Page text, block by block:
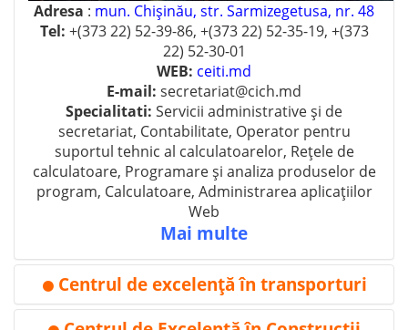
Adresa : mun. Chişinău, str. Sarmizegetusa, nr. 48
Tel: +(373 22) 52-39-86, +(373 22) 52-35-19, +(373
22) 52-30-01
WEB: ceiti.md
E-mail: secretariat@cich.md
Specialitati: Servicii administrative și de
secretariat, Contabilitate, Operator pentru
suportul tehnic al calculatoarelor, Rețele de
calculatoare, Programare și analiza produselor de
program, Calculatoare, Administrarea aplicațiilor
Web
Mai multe
⚫ Centrul de excelenţă în transporturi